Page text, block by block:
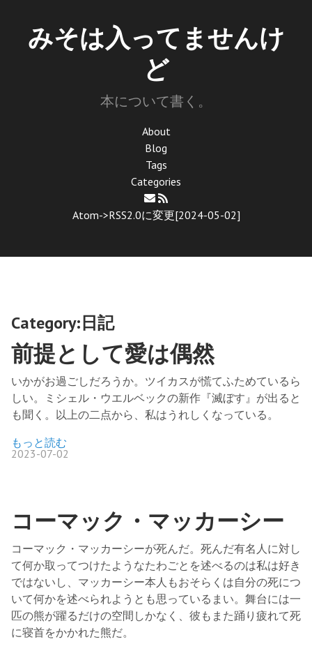
みそは入ってませんけ
ど
本について書く。
About
Blog
Tags
Categories
Atom->RSS2.0に変更[2024-05-02]
Category:日記
前提として愛は偶然
いかがお過ごしだろうか。ツイカスが慌てふためているら
しい。ミシェル・ウエルベックの新作『滅ぼす』が出ると
も聞く。以上の二点から、私はうれしくなっている。
もっと読む
2023-07-02
コーマック・マッカーシー
コーマック・マッカーシーが死んだ。死んだ有名人に対し
て何か取ってつけたようなたわごとを述べるのは私は好き
ではないし、マッカーシー本人もおそらくは自分の死につ
いて何かを述べられようとも思っているまい。舞台には一
匹の熊が躍るだけの空間しかなく、彼もまた踊り疲れて死
に寝首をかかれた熊だ。